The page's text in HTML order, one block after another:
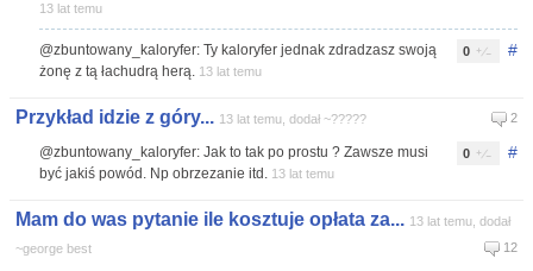
13 lat temu
#
0
@zbuntowany_kaloryfer: Ty kaloryfer jednak zdradzasz swoją
żonę z tą łachudrą herą. 13 lat temu
Przykład idzie z góry... 13 lat temu, dodał ~????? 2
#
0
@zbuntowany_kaloryfer: Jak to tak po prostu ? Zawsze musi
być jakiś powód. Np obrzezanie itd. 13 lat temu
Mam do was pytanie ile kosztuje opłata za... 13 lat temu, dodał
~george best
12